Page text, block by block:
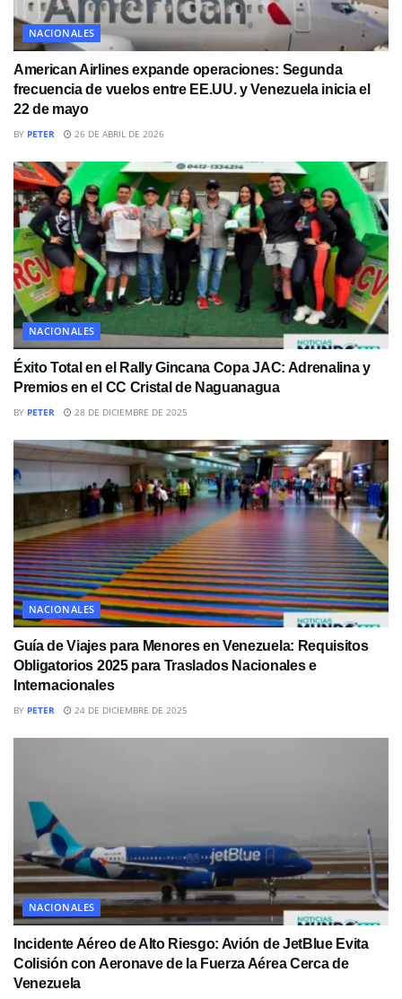
NACIONALES
American Airlines expande operaciones: Segunda
frecuencia de vuelos entre EE.UU. y Venezuela inicia el
22 de mayo
BY PETER 26 DE ABRIL DE 2026
NACIONALES
Éxito Total en el Rally Gincana Copa JAC: Adrenalina y
Premios en el CC Cristal de Naguanagua
BY PETER 28 DE DICIEMBRE DE 2025
NACIONALES
Guía de Viajes para Menores en Venezuela: Requisitos
Obligatorios 2025 para Traslados Nacionales e
Internacionales
BY PETER 24 DE DICIEMBRE DE 2025
NACIONALES
Incidente Aéreo de Alto Riesgo: Avión de JetBlue Evita
Colisión con Aeronave de la Fuerza Aérea Cerca de
Venezuela